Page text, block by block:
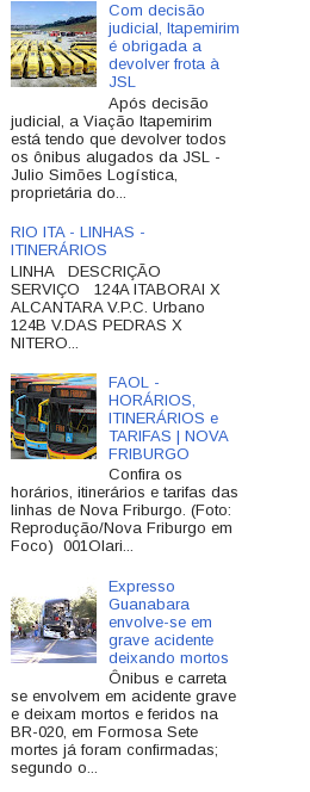
Com decisão
judicial, Itapemirim
é obrigada a
devolver frota à
JSL
Após decisão
judicial, a Viação Itapemirim
está tendo que devolver todos
os ônibus alugados da JSL -
Julio Simões Logística,
proprietária do...
RIO ITA - LINHAS -
ITINERÁRIOS
LINHA DESCRIÇÃO
SERVIÇO 124A ITABORAI X
ALCANTARA V.P.C. Urbano
124B V.DAS PEDRAS X
NITERO...
FAOL -
HORÁRIOS,
ITINERÁRIOS e
TARIFAS | NOVA
FRIBURGO
Confira os
horários, itinerários e tarifas das
linhas de Nova Friburgo. (Foto:
Reprodução/Nova Friburgo em
Foco) 001Olari...
Expresso
Guanabara
envolve-se em
grave acidente
deixando mortos
Ônibus e carreta
se envolvem em acidente grave
e deixam mortos e feridos na
BR-020, em Formosa Sete
mortes já foram confirmadas;
segundo o...